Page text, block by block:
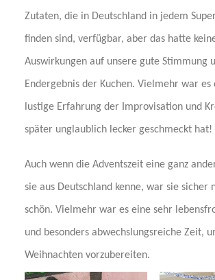
Zutaten, die in Deutschland in jedem
finden sind, verfügbar, aber das hatte
Auswirkungen auf unsere gute Stimmung
Endergebnis der Kuchen. Vielmehr war es
lustige Erfahrung der Improvisation und
später unglaublich lecker geschmeckt hat!
Auch wenn die Adventszeit eine ganz
sie aus Deutschland kenne, war sie sicher
schön. Vielmehr war es eine sehr
und besonders abwechslungsreiche Zeit,
Weihnachten vorzubereiten.